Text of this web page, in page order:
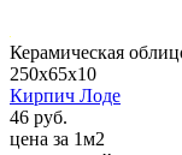
Керамическая
250x65x10
Кирпич Лоде
46 руб.
цена за 1м2